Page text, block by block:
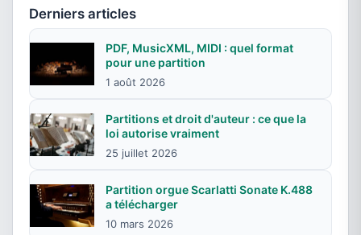
Derniers articles
PDF, MusicXML, MIDI : quel format
pour une partition
1 août 2026
Partitions et droit d'auteur : ce que la
loi autorise vraiment
25 juillet 2026
Partition orgue Scarlatti Sonate K.488
a télécharger
10 mars 2026